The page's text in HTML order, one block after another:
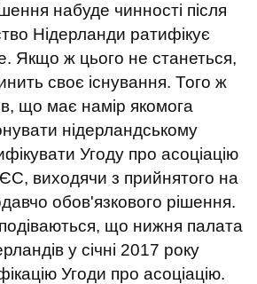
набуде чинності після
Нідерланди ратифікує
Якщо ж цього не станеться,
своє існування. Того ж
що має намір якомога
нідерландському
Угоду про асоціацію
виходячи з прийнятого на
обов'язкового рішення.
що нижня палата
у січні 2017 року
Угоди про асоціацію.